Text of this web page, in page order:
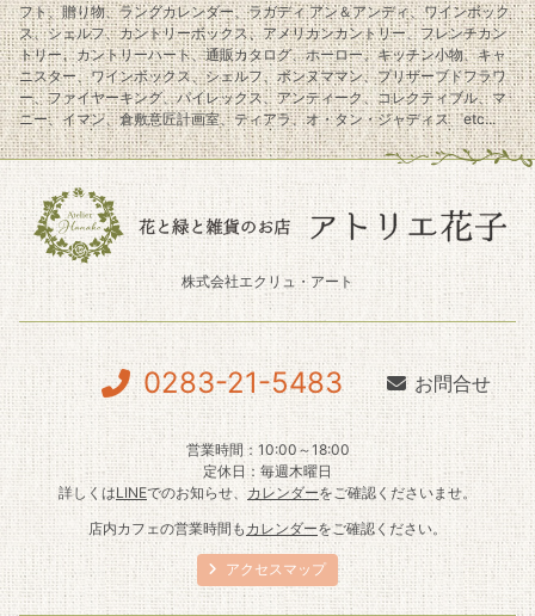
フト、贈り物、ラングカレンダー、ラガディ アン＆アンディ、ワインボック
ス、シェルフ、カントリーボックス、アメリカンカントリー、フレンチカン
トリー、カントリーハート、通販カタログ、ホーロー、キッチン小物、キャ
ニスター、ワインボックス、シェルフ、ボンヌママン、プリザーブドフラワ
ー、ファイヤーキング、パイレックス、アンティーク、コレクティブル、マ
ニー、イマン、倉敷意匠計画室、ティアラ、オ・タン・ジャディス etc...
株式会社エクリュ・アート
0283-21-5483 お問合せ
営業時間：10:00～18:00
定休日：毎週木曜日
詳しくはLINEでのお知らせ、 カレンダーをご確認くださいませ。
店内カフェの営業時間も カレンダーをご確認ください。
アクセスマップ